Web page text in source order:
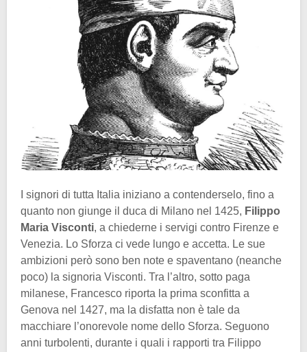
I signori di tutta Italia iniziano a contenderselo, fino a
quanto non giunge il duca di Milano nel 1425, Filippo
Maria Visconti, a chiederne i servigi contro Firenze e
Venezia. Lo Sforza ci vede lungo e accetta. Le sue
ambizioni però sono ben note e spaventano (neanche
poco) la signoria Visconti. Tra l’altro, sotto paga
milanese, Francesco riporta la prima sconfitta a
Genova nel 1427, ma la disfatta non è tale da
macchiare l’onorevole nome dello Sforza. Seguono
anni turbolenti, durante i quali i rapporti tra Filippo